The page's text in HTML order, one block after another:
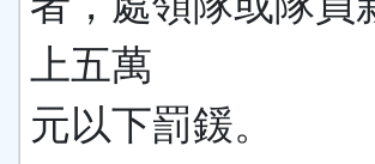
上五萬
元以下罰鍰。